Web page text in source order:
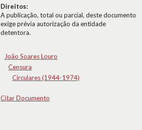
Direitos:
A publicação, total ou parcial, deste documento
exige prévia autorização da entidade
detentora.
João Soares Louro
Censura
Circulares (1944-1974)
Citar Documento